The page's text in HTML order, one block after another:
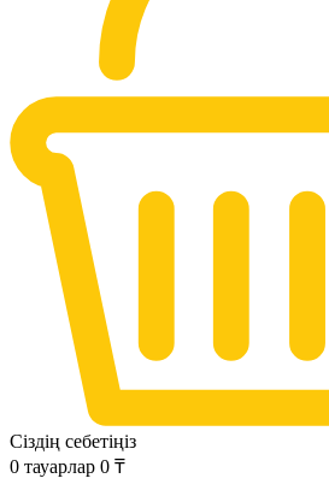
Сіздің себетіңіз
0 тауарлар 0 ₸